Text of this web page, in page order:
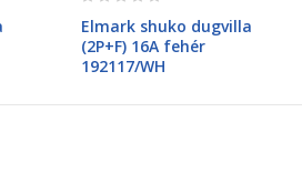
Elmark shuko dugvilla
(2P+F) 16A fehér
192117/WH